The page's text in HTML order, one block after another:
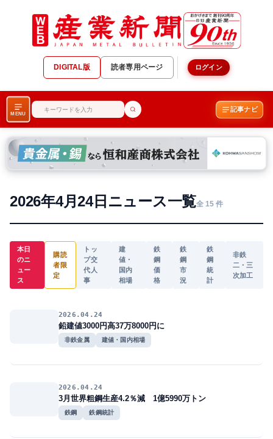
DIGITAL版 読者専用ページ ログイン
MENU
記事ナビ
2026年4月24日ニュース一覧全 15 件
本日
のニ
ュー
ス
購読
者限
定
トッ
プ交
代人
事
建
値・
国内
相場
鉄
鋼
価
格
鉄
鋼
市
況
鉄
鋼
統
計
非鉄
二・三
次加工
2026.04.24
鉛建値3000円高37万8000円に
非鉄金属 建値・国内相場
2026.04.24
3月世界粗鋼生産4.2％減 1億5990万トン
鉄鋼 鉄鋼統計